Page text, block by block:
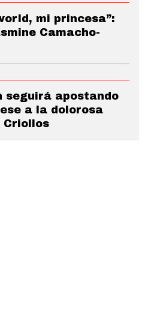
mi princesa”:
Camacho-
seguirá apostando
a la dolorosa
Criollos